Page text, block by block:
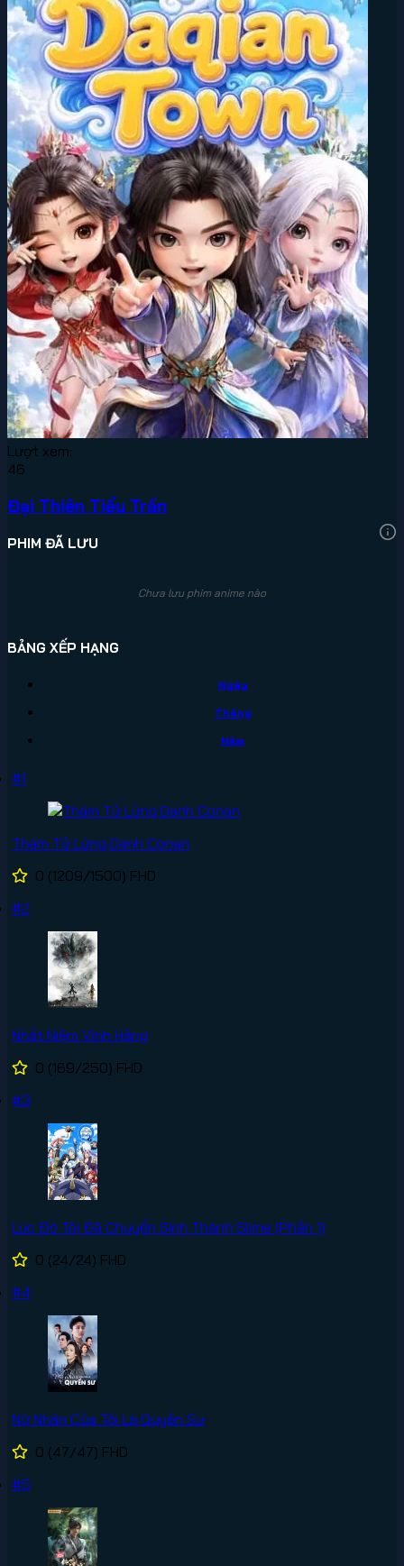
Lượt xem:
46
Đại Thiên Tiểu Trấn
PHIM ĐÃ LƯU
Chưa lưu phim anime nào
BẢNG XẾP HẠNG
Ngày
Tháng
Năm
#1
Thám Tử Lừng Danh Conan
0 (1209/1500) FHD
#2
Nhất Niệm Vĩnh Hằng
0 (169/250) FHD
#3
Lúc Đó Tôi Đã Chuyển Sinh Thành Slime (Phần 1)
0 (24/24) FHD
#4
Nữ Nhân Của Tôi Là Quyền Sư
0 (47/47) FHD
#5